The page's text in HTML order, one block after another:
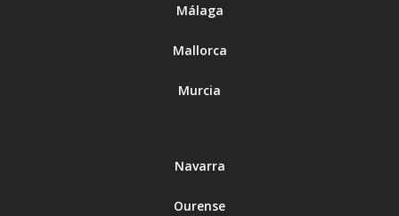
Málaga
Mallorca
Murcia
Navarra
Ourense